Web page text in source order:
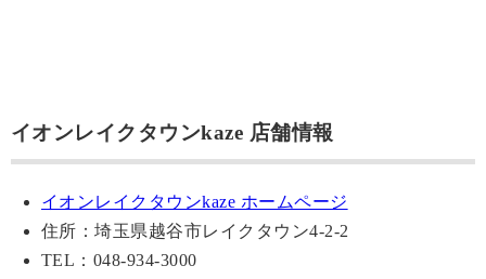
イオンレイクタウンkaze 店舗情報
イオンレイクタウンkaze ホームページ
住所：埼玉県越谷市レイクタウン4-2-2
TEL：048-934-3000